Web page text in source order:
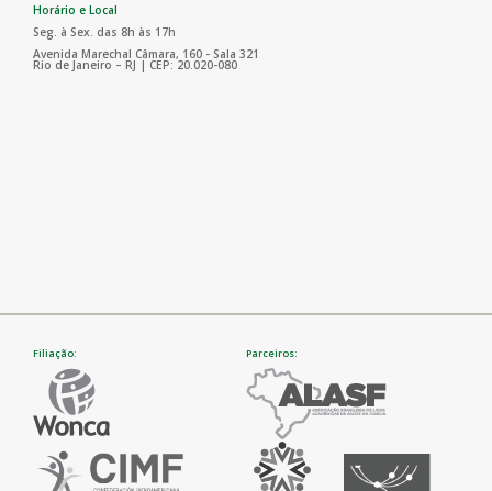
Horário e Local
Seg. à Sex. das 8h às 17h
Avenida Marechal Câmara, 160 - Sala 321
Rio de Janeiro – RJ | CEP: 20.020-080
Filiação: Parceiros: